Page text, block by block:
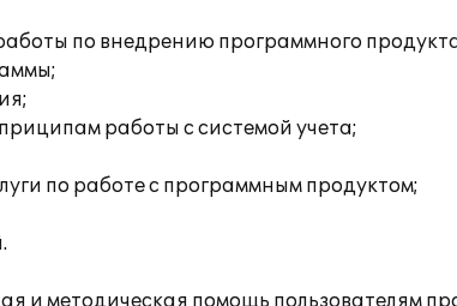
по внедрению программного
работы с системой учета;
по работе с программным продуктом;
и методическая помощь пользователям